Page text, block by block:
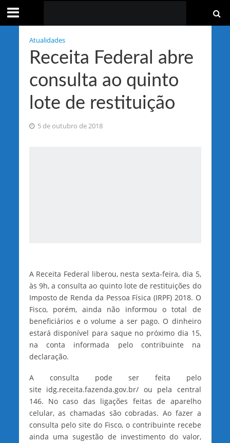
Atualidades
Receita Federal abre
consulta ao quinto
lote de restituição
5 de outubro de 2018
A Receita Federal liberou, nesta sexta-feira, dia 5,
às 9h, a consulta ao quinto lote de restituições do
Imposto de Renda da Pessoa Física (IRPF) 2018. O
Fisco, porém, ainda não informou o total de
beneficiários e o volume a ser pago. O dinheiro
estará disponível para saque no próximo dia 15,
na conta informada pelo contribuinte na
declaração.
A consulta pode ser feita pelo
site idg.receita.fazenda.gov.br/ ou pela central
146. No caso das ligações feitas de aparelho
celular, as chamadas são cobradas. Ao fazer a
consulta pelo site do Fisco, o contribuinte recebe
ainda uma sugestão de investimento do valor,